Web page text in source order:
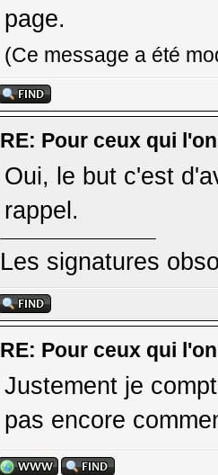
page.
(Ce message a été
RE: Pour ceux qui
Oui, le but c'est
rappel.
Les signatures
RE: Pour ceux qui
Justement je
pas encore